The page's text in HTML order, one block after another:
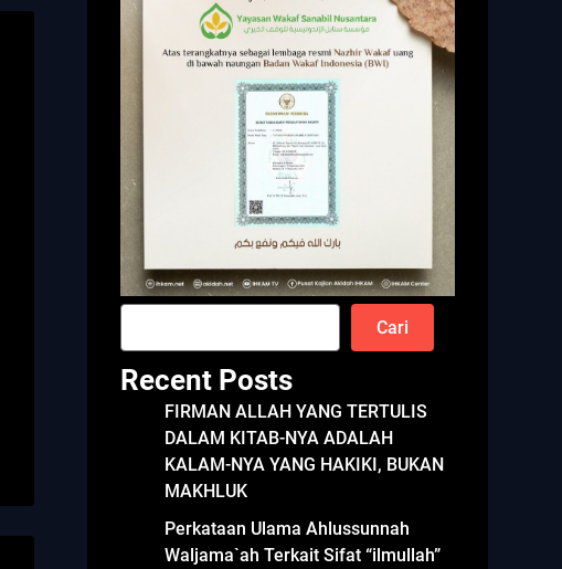
Cari
Recent Posts
FIRMAN ALLAH YANG TERTULIS
DALAM KITAB-NYA ADALAH
KALAM-NYA YANG HAKIKI, BUKAN
MAKHLUK
Perkataan Ulama Ahlussunnah
Waljama`ah Terkait Sifat “ilmullah”